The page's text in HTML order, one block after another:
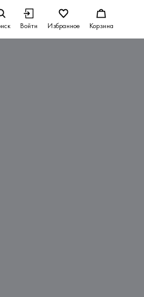
Войти Избранное Корзина